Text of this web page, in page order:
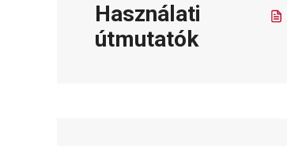
Használati
útmutatók